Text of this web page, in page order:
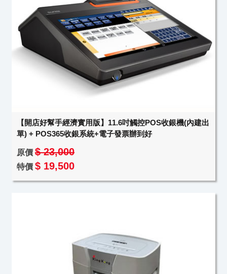
【開店好幫手經濟實用版】11.6吋觸控POS收銀機(內建出
單) + POS365收銀系統+電子發票辦到好
原價 $ 23,000
特價 $ 19,500